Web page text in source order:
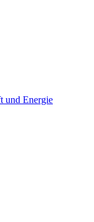
und Energie